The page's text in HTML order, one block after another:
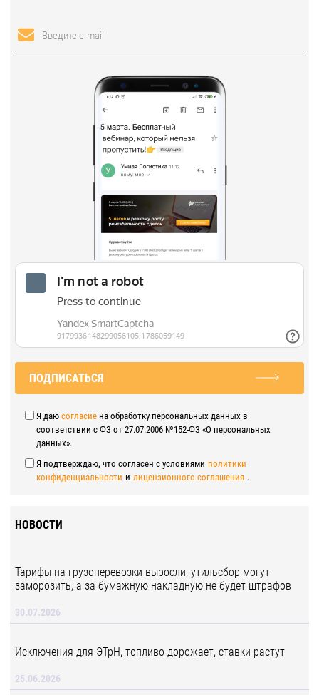
ПОДПИСАТЬСЯ
Я даю согласие на обработку персональных данных в
соответствии с ФЗ от 27.07.2006 №152-ФЗ «О персональных
данных».
Я подтверждаю, что согласен с условиями политики
конфиденциальности и лицензионного соглашения .
НОВОСТИ
Тарифы на грузоперевозки выросли, утильсбор могут
заморозить, а за бумажную накладную не будет штрафов
30.07.2026
Исключения для ЭТрН, топливо дорожает, ставки растут
25.06.2026